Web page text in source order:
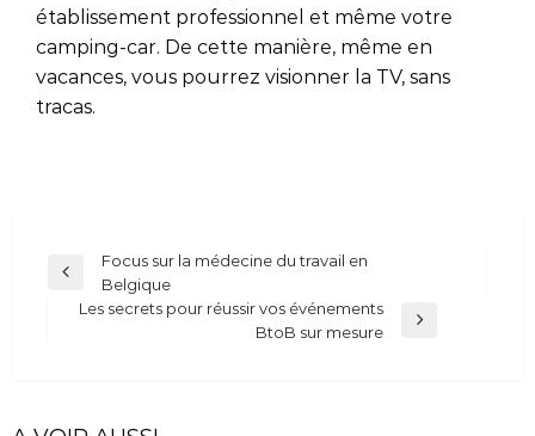
établissement professionnel et même votre
camping-car. De cette manière, même en
vacances, vous pourrez visionner la TV, sans
tracas.
Navigation
Previous
Post
Focus sur la médecine du travail en
Belgique
Les secrets pour réussir vos événements
BtoB sur mesure